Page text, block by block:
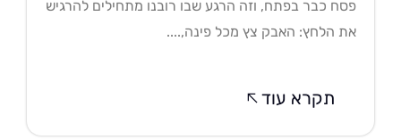
כבר בפתח, וזה הרגע שבו רובנו מתחילים להרגיש
הלחץ: האבק צץ מכל פינה,....
תקרא עוד